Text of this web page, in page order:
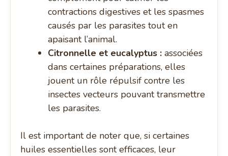
contractions digestives et les spasmes
causés par les parasites tout en
apaisant l’animal.
Citronnelle et eucalyptus : associées
dans certaines préparations, elles
jouent un rôle répulsif contre les
insectes vecteurs pouvant transmettre
les parasites.
Il est important de noter que, si certaines
huiles essentielles sont efficaces, leur